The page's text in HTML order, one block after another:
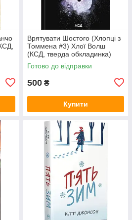
Врятувати Шостого (Хлопці з
Томмена #3) Хлої Волш
(КСД, тверда обкладинка)
Готово до відправки
500 ₴
Купити